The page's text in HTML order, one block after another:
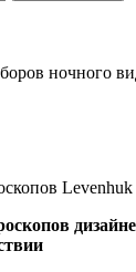
ночного